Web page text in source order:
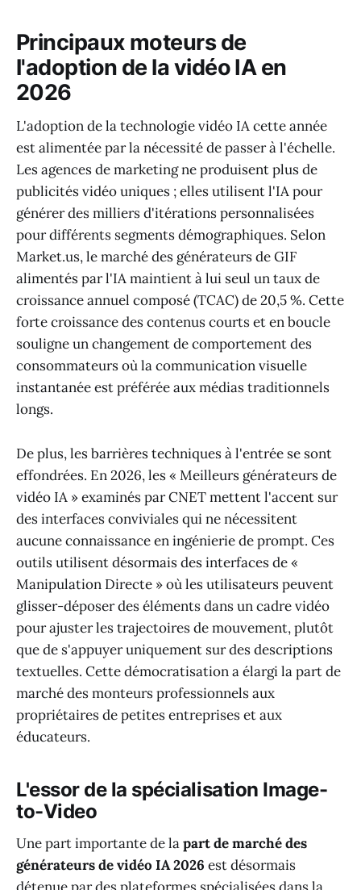
Principaux moteurs de
l'adoption de la vidéo IA en
2026
L'adoption de la technologie vidéo IA cette année
est alimentée par la nécessité de passer à l'échelle.
Les agences de marketing ne produisent plus de
publicités vidéo uniques ; elles utilisent l'IA pour
générer des milliers d'itérations personnalisées
pour différents segments démographiques. Selon
Market.us, le marché des générateurs de GIF
alimentés par l'IA maintient à lui seul un taux de
croissance annuel composé (TCAC) de 20,5 %. Cette
forte croissance des contenus courts et en boucle
souligne un changement de comportement des
consommateurs où la communication visuelle
instantanée est préférée aux médias traditionnels
longs.
De plus, les barrières techniques à l'entrée se sont
effondrées. En 2026, les « Meilleurs générateurs de
vidéo IA » examinés par CNET mettent l'accent sur
des interfaces conviviales qui ne nécessitent
aucune connaissance en ingénierie de prompt. Ces
outils utilisent désormais des interfaces de «
Manipulation Directe » où les utilisateurs peuvent
glisser-déposer des éléments dans un cadre vidéo
pour ajuster les trajectoires de mouvement, plutôt
que de s'appuyer uniquement sur des descriptions
textuelles. Cette démocratisation a élargi la part de
marché des monteurs professionnels aux
propriétaires de petites entreprises et aux
éducateurs.
L'essor de la spécialisation Image-
to-Video
Une part importante de lapart de marché des
générateurs de vidéo IA 2026 est désormais